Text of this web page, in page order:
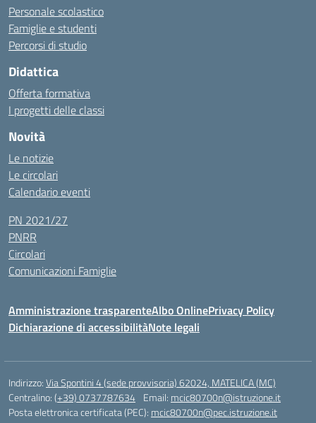
Personale scolastico
Famiglie e studenti
Percorsi di studio
Didattica
Offerta formativa
I progetti delle classi
Novità
Le notizie
Le circolari
Calendario eventi
PN 2021/27
PNRR
Circolari
Comunicazioni Famiglie
Amministrazione trasparenteAlbo OnlinePrivacy Policy
Dichiarazione di accessibilitàNote legali
Indirizzo:Via Spontini 4 (sede provvisoria) 62024, MATELICA (MC)
Centralino:(+39) 0737787634 Email: mcic80700n@istruzione.it
Posta elettronica certificata (PEC): mcic80700n@pec.istruzione.it